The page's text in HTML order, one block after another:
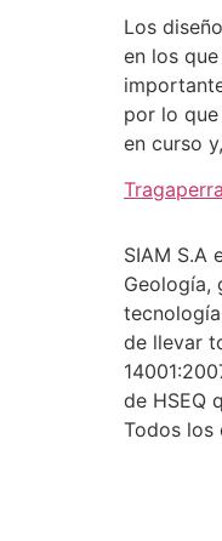
Los
en los
por lo
en curso
SIAM S.A
Geología,
de llevar
de HSEQ
Todos los